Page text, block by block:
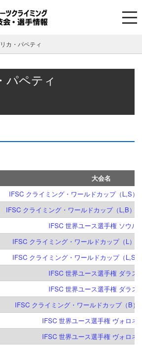
カ・パペティ
パペティ
大会名
IFSC クライミング・ワールドカップ（L,S）
IFSC クライミング・ワールドカップ（L,B）
IFSC 世界ユース選手権 ソウル
IFSC クライミング・ワールドカップ（L）
IFSC クライミング・ワールドカップ（L,S
IFSC 世界ユース選手権 ダラス
IFSC 世界ユース選手権 ダラス
IFSC クライミング・ワールドカップ（B）
IFSC 世界ユース選手権 ヴォロネ
IFSC 世界ユース選手権 ヴォロネ